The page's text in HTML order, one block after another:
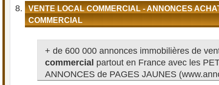
VENTE LOCAL COMMERCIAL - ANNONCES
COMMERCIAL
+ de 600 000 annonces immobilières de
commercial partout en France avec les
ANNONCES de PAGES JAUNES